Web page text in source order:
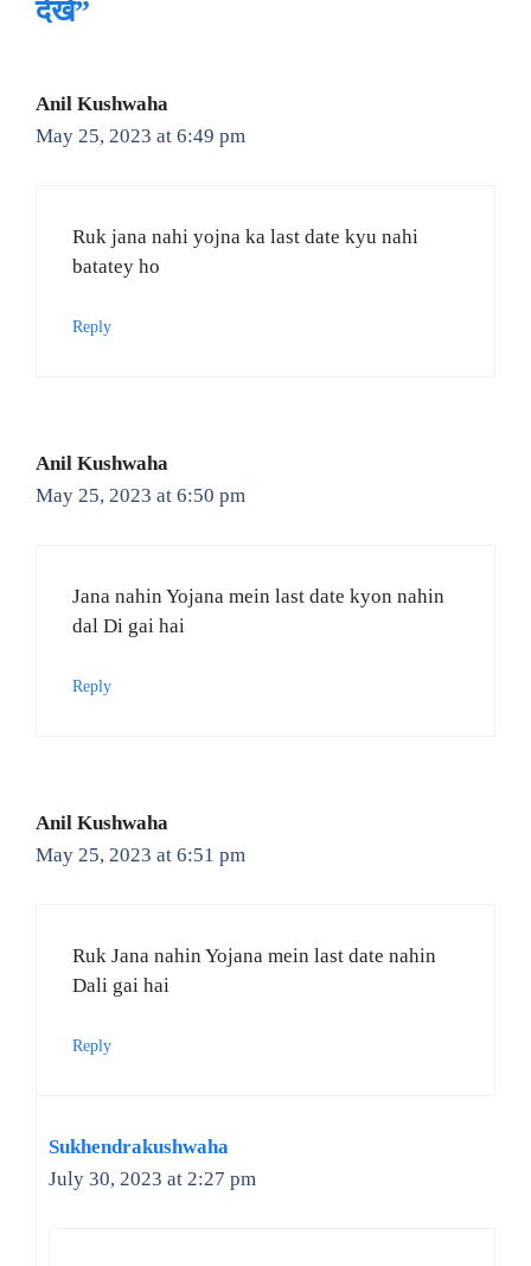
देखे”
Anil Kushwaha
May 25, 2023 at 6:49 pm
Ruk jana nahi yojna ka last date kyu nahi
batatey ho
Reply
Anil Kushwaha
May 25, 2023 at 6:50 pm
Jana nahin Yojana mein last date kyon nahin
dal Di gai hai
Reply
Anil Kushwaha
May 25, 2023 at 6:51 pm
Ruk Jana nahin Yojana mein last date nahin
Dali gai hai
Reply
Sukhendrakushwaha
July 30, 2023 at 2:27 pm